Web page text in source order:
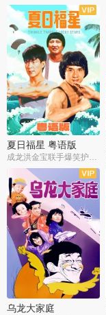
夏日福星 粤语版
成龙洪金宝联手爆笑护美女
乌龙大家庭